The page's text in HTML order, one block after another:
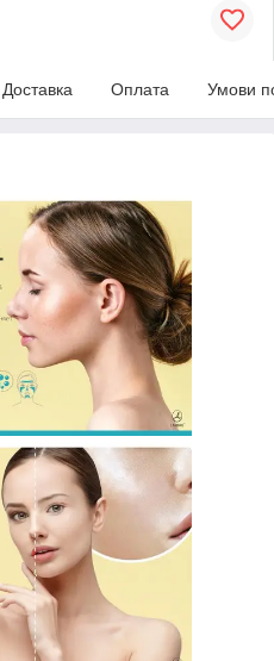
Доставка Оплата Умови